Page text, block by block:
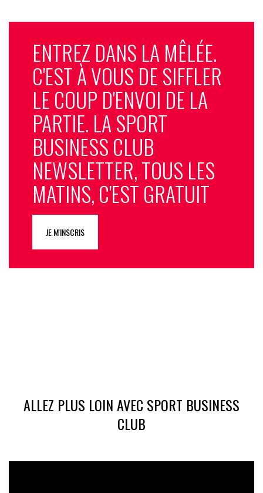
ENTREZ DANS LA MÊLÉE.
C'EST À VOUS DE SIFFLER
LE COUP D'ENVOI DE LA
PARTIE. LA SPORT
BUSINESS CLUB
NEWSLETTER, TOUS LES
MATINS, C'EST GRATUIT
JE M'INSCRIS
ALLEZ PLUS LOIN AVEC SPORT BUSINESS
CLUB